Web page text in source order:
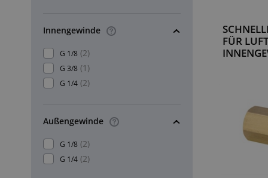
Innengewinde
G 1/8 (2)
G 3/8 (1)
G 1/4 (2)
Außengewinde
G 1/8 (2)
G 1/4 (2)
FÜR